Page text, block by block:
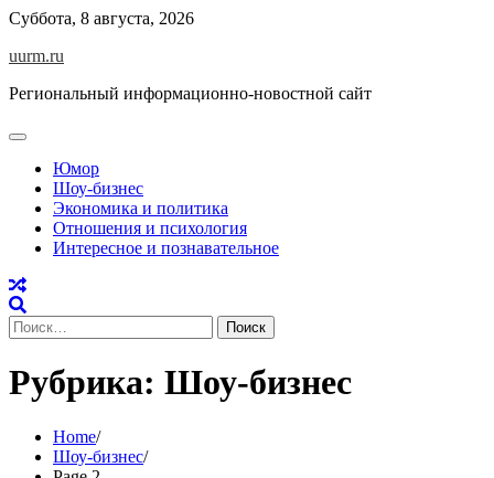
Skip
content
Суббота, 8 августа, 2026
uurm.ru
Региональный информационно-новостной сайт
Юмор
Шоу-бизнес
Экономика и политика
Отношения и психология
Интересное и познавательное
Найти:
Рубрика: Шоу-бизнес
Home
Шоу-бизнес